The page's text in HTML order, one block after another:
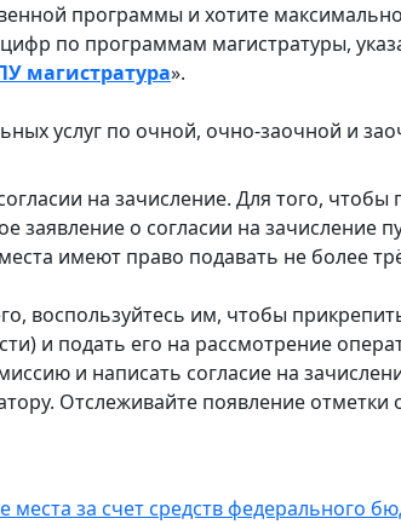
программы и хотите
по программам магистратуры,
магистратура».
услуг по очной, очно-заочной и
на зачисление. Для того, чтобы
заявление о согласии на зачисление
имеют право подавать не более
воспользуйтесь им, чтобы
и подать его на рассмотрение
и написать согласие на
Отслеживайте появление отметки
за счет средств федерального